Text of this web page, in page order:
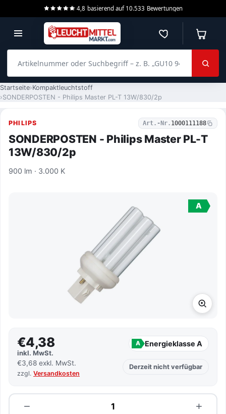
4,8 basierend auf 10.533 Bewertungen
Merkzettel
Startseite Kompaktleuchtstoff
SONDERPOSTEN - Philips Master PL-T 13W/830/2p
PHILIPS Art.-Nr. 1000111188
SONDERPOSTEN - Philips Master PL-T
13W/830/2p
900 lm · 3.000 K
A
€4,38
inkl. MwSt.
€3,68 exkl. MwSt.
zzgl. Versandkosten
A Energieklasse A
Derzeit nicht verfügbar
−
Menge +